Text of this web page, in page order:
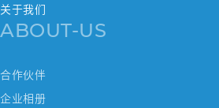
关于我们
ABOUT-US
合作伙伴
企业相册